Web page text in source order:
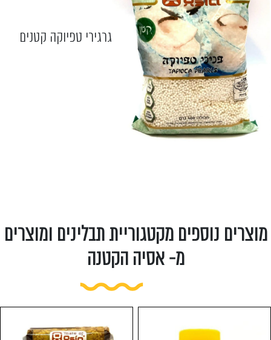
גרגירי טפיוקה קטנים
מוצרים נוספים מקטגוריית תבלינים ומוצרים
מ- אסיה הקטנה